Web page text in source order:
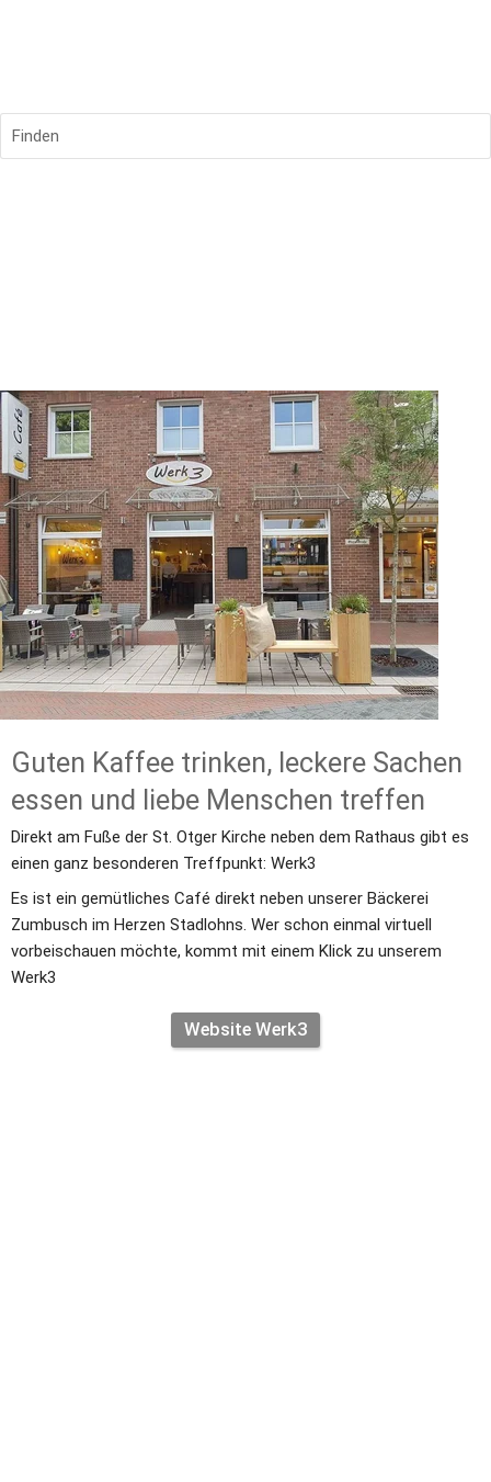
Finden
Guten Kaffee trinken, leckere Sachen
essen und liebe Menschen treffen
Direkt am Fuße der St. Otger Kirche neben dem Rathaus gibt es
einen ganz besonderen Treffpunkt: Werk3
Es ist ein gemütliches Café direkt neben unserer Bäckerei
Zumbusch im Herzen Stadlohns. Wer schon einmal virtuell
vorbeischauen möchte, kommt mit einem Klick zu unserem
Werk3
Website Werk3